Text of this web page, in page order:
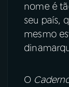
nome é
seu país,
mesmo
O